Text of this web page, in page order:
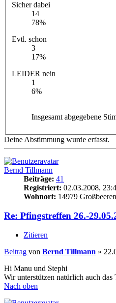
Sicher dabei
14
78%
Evtl. schon
3
17%
LEIDER nein
1
6%
Insgesamt abgegebene
Deine Abstimmung wurde erfasst.
Bernd Tillmann
Beiträge: 41
Registriert: 02.03.2008,
Wohnort: 14979 Großbeeren
Re: Pfingstreffen 26.-
Zitieren
Beitrag von Bernd Tillmann »
Hi Manu und Stephi
Wir unterstützen natürlich auch
Nach oben